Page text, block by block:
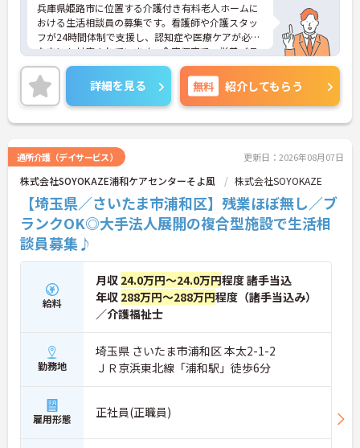
兵庫県姫路市に位置する介護付き有料老人ホームに
おける生活相談員の募集です。看護師や介護スタッ
フが24時間体制で支援し、認知症や医療ケアが必要
な方にも対応されています。全室個室で、栄養バラ
ンスに配慮した食事や多様な入浴設備を備え、安心
して暮らせるよう支援されています。
就業は18:00までです。勤務終了後にプライベートな
時間も充実させることができます。
ご興味のある方には、面接対策ポイントなど、さら
い！
詳細を見る 無料 紹介してもらう
通所介護（デイサービス） 更新日：2026年08月07日
株式会社SOYOKAZE浦和ケアセンターそよ風 株式会社SOYOKAZE
【埼玉県／さいたま市浦和区】残業ほぼ無し／ブ
ランクOK◎大手法人展開の複合型施設で生活相
談員募集♪
給料
月収 24.0万円～24.0万円程度 諸手当込
年収 288万円～288万円程度（諸手当込み）
／介護福祉士
勤務地
埼玉県 さいたま市浦和区 本太2-1-2
ＪＲ京浜東北線「浦和駅」徒歩6分
雇用形態 正社員(正職員)